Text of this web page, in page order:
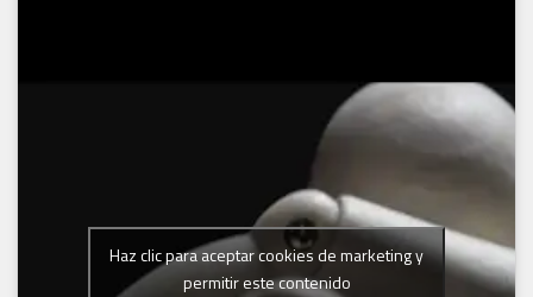
Haz clic para aceptar cookies de marketing y
permitir este contenido